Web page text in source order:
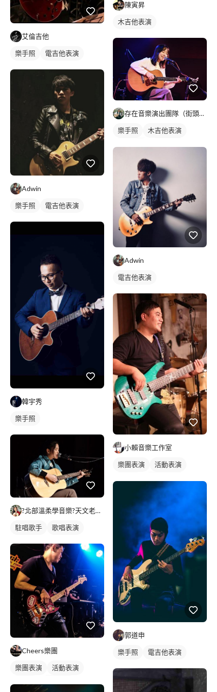
艾倫吉他
樂手照 電吉他表演
Adwin
樂手照 電吉他表演
韓宇秀
樂手照
?北部溫柔學音樂?天文老師?
駐唱歌手 歌唱表演
Cheers樂團
樂團表演
活動表演
陳寅昇
木吉他表演
存在音樂演出團隊（街頭藝人執照）
樂手照
木吉他表演
Adwin
電吉他表演
小賴音樂工作室
樂團表演
活動表演
郭道申
樂手照 電吉他表演